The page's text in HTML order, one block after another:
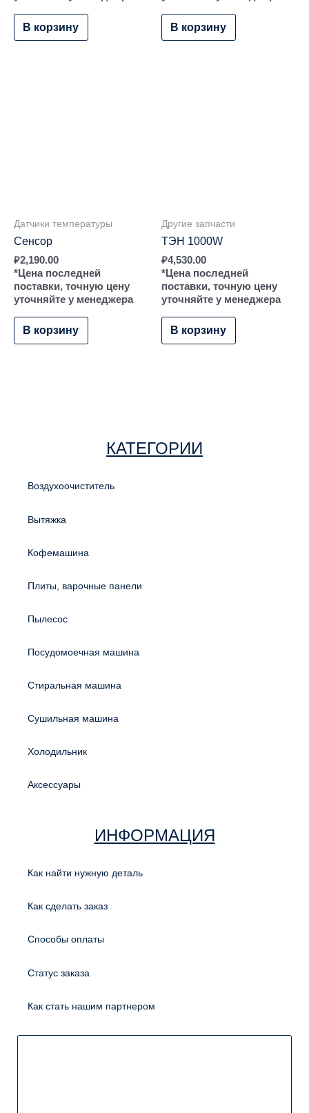
В корзину В корзину
Датчики температуры
Сенсор
₽2,190.00
*Цена последней
поставки, точную цену
уточняйте у менеджера
В корзину
Другие запчасти
ТЭН 1000W
₽4,530.00
*Цена последней
поставки, точную цену
уточняйте у менеджера
В корзину
КАТЕГОРИИ
Воздухоочиститель
Вытяжка
Кофемашина
Плиты, варочные панели
Пылесос
Посудомоечная машина
Стиральная машина
Сушильная машина
Холодильник
Аксессуары
ИНФОРМАЦИЯ
Как найти нужную деталь
Как сделать заказ
Способы оплаты
Статус заказа
Как стать нашим партнером